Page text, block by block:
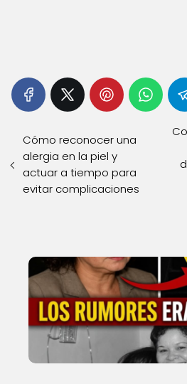
Cómo reconocer una
alergia en la piel y
actuar a tiempo para
evitar complicaciones